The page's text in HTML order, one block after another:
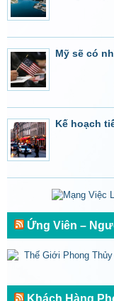
Mỹ sẽ có
Kế hoạch
Ứng Viên –